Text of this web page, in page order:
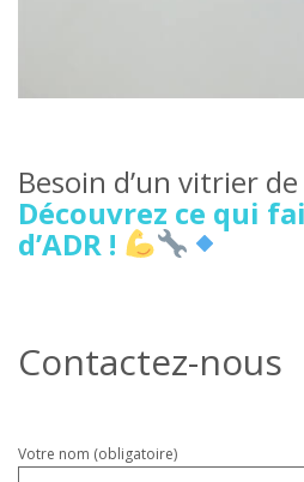
Besoin d’un vitrier
Découvrez ce qui
d’ADR !
Contactez-nous
Veuillez
Votre nom (obligatoire)